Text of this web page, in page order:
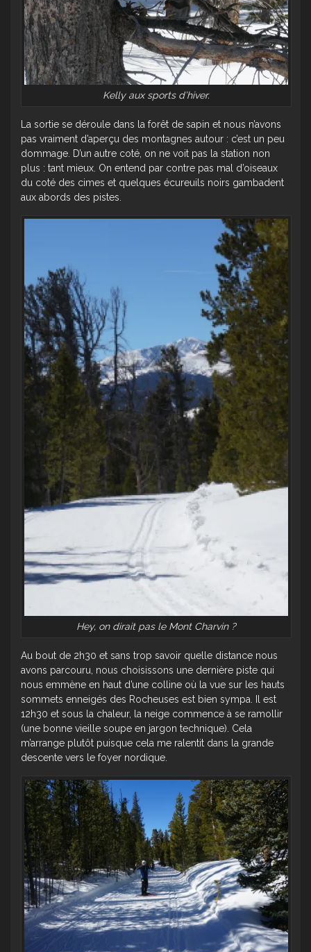
Kelly aux sports d’hiver.
La sortie se déroule dans la forêt de sapin et nous n’avons
pas vraiment d’aperçu des montagnes autour : c’est un peu
dommage. D’un autre coté, on ne voit pas la station non
plus : tant mieux. On entend par contre pas mal d’oiseaux
du coté des cimes et quelques écureuils noirs gambadent
aux abords des pistes.
Hey, on dirait pas le Mont Charvin ?
Au bout de 2h30 et sans trop savoir quelle distance nous
avons parcouru, nous choisissons une dernière piste qui
nous emmène en haut d’une colline où la vue sur les hauts
sommets enneigés des Rocheuses est bien sympa. Il est
12h30 et sous la chaleur, la neige commence à se ramollir
(une bonne vieille soupe en jargon technique). Cela
m’arrange plutôt puisque cela me ralentit dans la grande
descente vers le foyer nordique.